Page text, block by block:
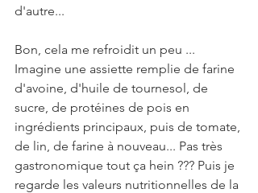
d'autre...
Bon, cela me refroidit un peu ...
Imagine une assiette remplie de farine
d'avoine, d'huile de tournesol, de
sucre, de protéines de pois en
ingrédients principaux, puis de tomate,
de lin, de farine à nouveau... Pas très
gastronomique tout ça hein ??? Puis je
regarde les valeurs nutritionnelles de la